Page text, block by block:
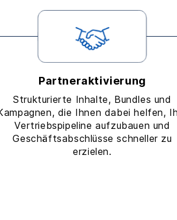
Partneraktivierung
Strukturierte Inhalte, Bundles und
die Ihnen dabei helfen,
Vertriebspipeline aufzubauen und
Geschäftsabschlüsse schneller zu
erzielen.